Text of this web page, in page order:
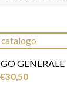
GENERALE
€30,50